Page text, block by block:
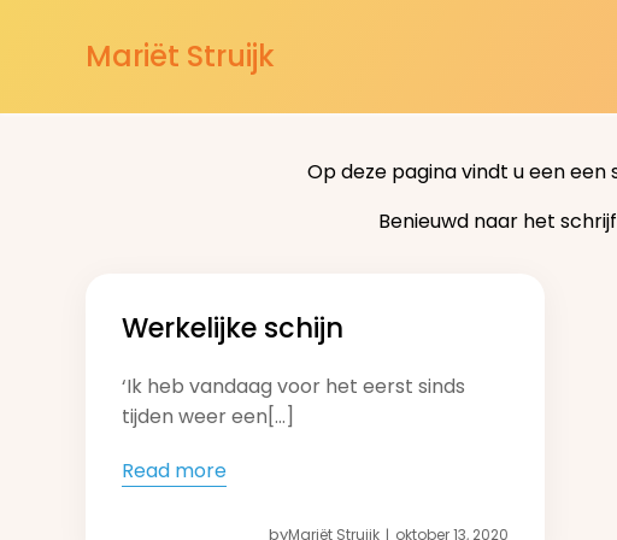
Mariët Struijk
Op deze pagina vindt u een een
Benieuwd naar het
Werkelijke schijn
‘Ik heb vandaag voor het eerst sinds
tijden weer een[…]
Read more
byMariët Struijk | oktober 13, 2020